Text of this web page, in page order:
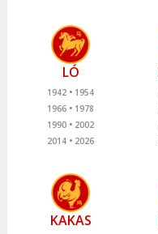
LÓ
1942
1954
1966
1978
1990
2002
2014
2026
KAKAS